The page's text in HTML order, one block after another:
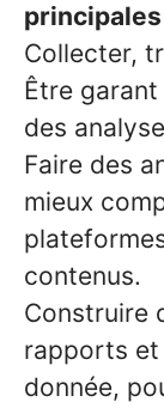
Collecter,
Être
des
Faire des
mieux
contenus.
Construire
rapports et
donnée,